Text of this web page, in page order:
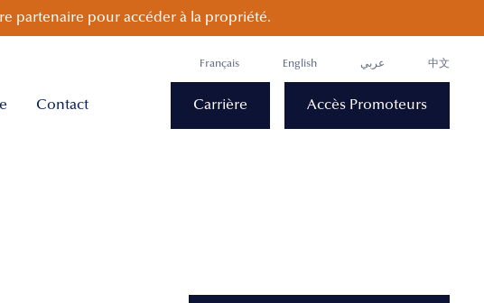
partenaire pour accéder à la propriété.
Français English عربي 中文
Contact Carrière Accès Promoteurs